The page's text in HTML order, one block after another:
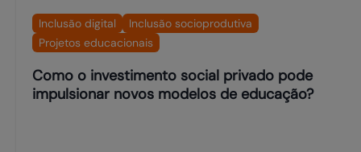
Inclusão digital
Inclusão socioprodutiva
Projetos educacionais
Como o investimento social privado pode
impulsionar novos modelos de educação?